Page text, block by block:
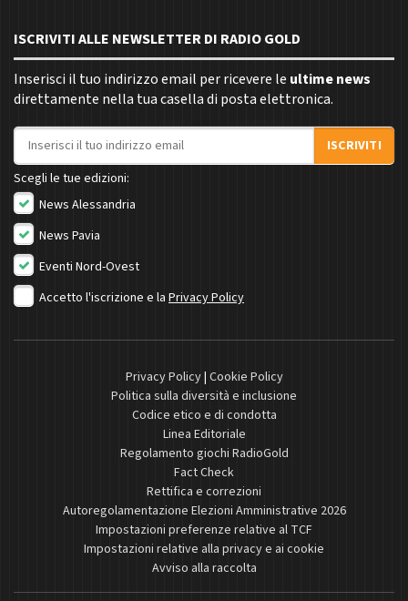
ISCRIVITI ALLE NEWSLETTER DI RADIO GOLD
Inserisci il tuo indirizzo email per ricevere le ultime news
direttamente nella tua casella di posta elettronica.
Indirizzo email
ISCRIVITI
Scegli le tue edizioni:
News Alessandria
News Pavia
Eventi Nord-Ovest
Accetto l'iscrizione e la Privacy Policy
Privacy Policy| Cookie Policy
Politica sulla diversità e inclusione
Codice etico e di condotta
Linea Editoriale
Regolamento giochi RadioGold
Fact Check
Rettifica e correzioni
Autoregolamentazione Elezioni Amministrative 2026
Impostazioni preferenze relative al TCF
Impostazioni relative alla privacy e ai cookie
Avviso alla raccolta